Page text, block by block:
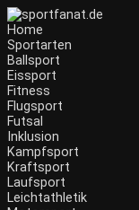
Zum
Inhalt
wechseln
Home
Sportarten
Ballsport
Eissport
Fitness
Flugsport
Futsal
Inklusion
Kampfsport
Kraftsport
Laufsport
Leichtathletik